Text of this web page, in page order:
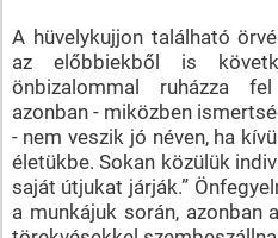
A hüvelykujjon található
az előbbiekből is
önbizalommal ruházza
azonban - miközben
- nem veszik jó néven, ha
életükbe. Sokan közülük
saját útjukat járják.”
a munkájuk során, azonban